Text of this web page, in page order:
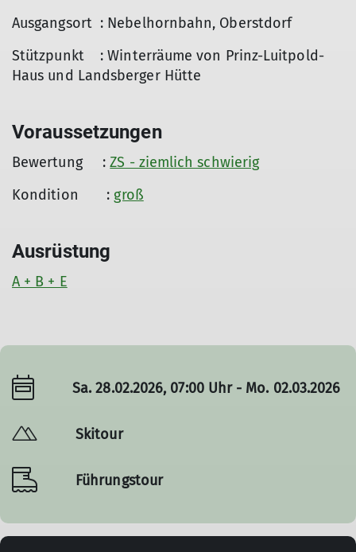
Ausgangsort : Nebelhornbahn, Oberstdorf
Stützpunkt : Winterräume von Prinz-Luitpold-
Haus und Landsberger Hütte
Voraussetzungen
Bewertung :ZS - ziemlich schwierig
Kondition : groß
Ausrüstung
A + B + E
Sa. 28.02.2026, 07:00 Uhr - Mo. 02.03.2026
Skitour
Führungstour